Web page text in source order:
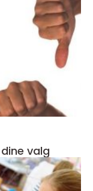
valg